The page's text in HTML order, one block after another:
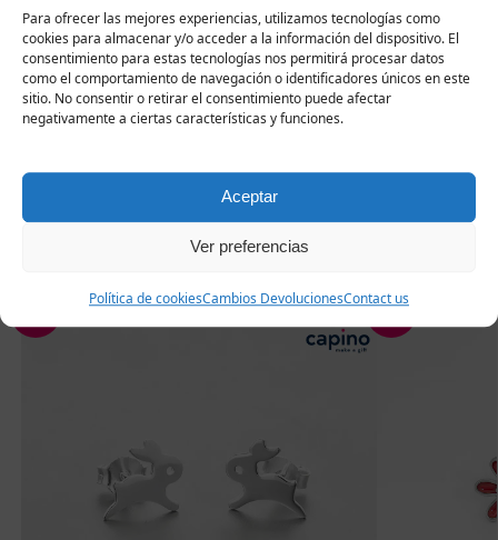
Para ofrecer las mejores experiencias, utilizamos tecnologías como
cookies para almacenar y/o acceder a la información del dispositivo. El
consentimiento para estas tecnologías nos permitirá procesar datos
como el comportamiento de navegación o identificadores únicos en este
sitio. No consentir o retirar el consentimiento puede afectar
negativamente a ciertas características y funciones.
Aceptar
Ver preferencias
Política de cookiesCambios DevolucionesContact us
incluye una lujosa caja de regalo y un certificado de calidad,
lo que convierte a este modelo en el regalo perfecto para ti o
para esa persona especial.
Productos
relacionados
-20%